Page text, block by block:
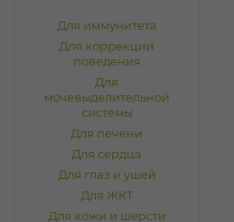
Для иммунитета
Для коррекции
поведения
Для
мочевыделительной
системы
Для печени
Для сердца
Для глаз и ушей
Для ЖКТ
Для кожи и шерсти